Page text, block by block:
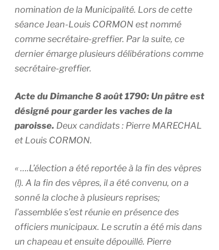
nomination de la Municipalité. Lors de cette
séance Jean-Louis CORMON est nommé
comme secrétaire-greffier. Par la suite, ce
dernier émarge plusieurs délibérations comme
secrétaire-greffier.
Acte du Dimanche 8 août 1790: Un pâtre est
désigné pour garder les vaches de la
paroisse. Deux candidats : Pierre MARECHAL
et Louis CORMON.
« ….L’élection a été reportée à la fin des vêpres
(!). A la fin des vêpres, il a été convenu, on a
sonné la cloche à plusieurs reprises;
l’assemblée s’est réunie en présence des
officiers municipaux. Le scrutin a été mis dans
un chapeau et ensuite dépouillé. Pierre